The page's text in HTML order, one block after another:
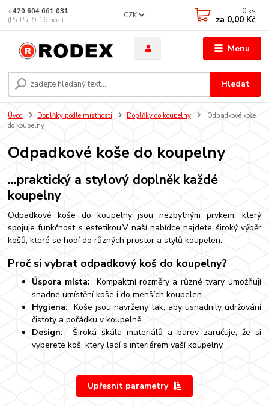
Menu
CZK
Hledat
+420 604 661 031
(Po-Pá, 9-16 hod.)
0 ks
za 0,00 Kč
Úvod Doplňky podle místnosti Doplňky do koupelny
Odpadkové koše
do koupelny
Odpadkové koše do koupelny
...praktický a stylový doplněk každé
koupelny
Odpadkové koše do koupelny jsou nezbytným prvkem, který
spojuje funkčnost s estetikou.V naší nabídce najdete široký výběr
košů, které se hodí do různých prostor a stylů koupelen.
Proč si vybrat odpadkový koš do koupelny?
Úspora místa:
Kompaktní rozměry a různé tvary umožňují
snadné umístění koše i do menších koupelen.
Hygiena: Koše jsou navrženy tak, aby usnadnily udržování
čistoty a pořádku v koupelně.
Design:
Široká škála materiálů a barev zaručuje, že si
vyberete koš, který ladí s interiérem vaší koupelny.
Upřesnit parametry